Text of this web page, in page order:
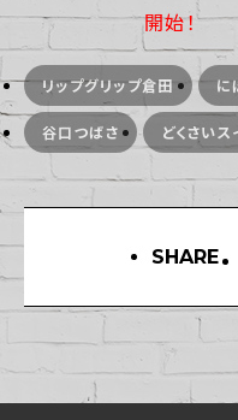
開始！
リップグリップ倉田 に
谷口つばさ どくさい
SHARE